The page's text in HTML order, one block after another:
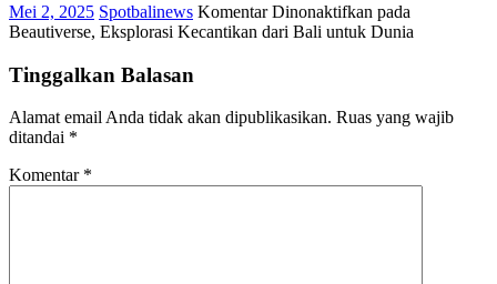
Mei 2, 2025 Spotbalinews Komentar Dinonaktifkan pada
Beautiverse, Eksplorasi Kecantikan dari Bali untuk Dunia
Tinggalkan Balasan
Alamat email Anda tidak akan dipublikasikan. Ruas yang wajib
ditandai *
Komentar *